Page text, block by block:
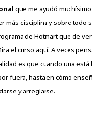
que me ayudó
más disciplina y sobre todo
de Hotmart que de
el curso aquí. A veces
es que cuando una
fuera, hasta en cómo
y arreglarse.